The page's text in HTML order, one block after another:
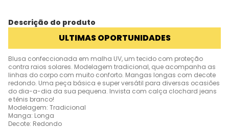
Descrição do produto
ULTIMAS OPORTUNIDADES
Blusa confeccionada em malha UV, um tecido com proteção
contra raios solares. Modelagem tradicional, que acompanha as
linhas do corpo com muito conforto. Mangas longas com decote
redondo. Uma peça básica e super versátil para diversas ocasiões
do dia-a-dia da sua pequena. Invista com calça clochard jeans
e tênis branco!
Modelagem: Tradicional
Manga: Longa
Decote: Redondo